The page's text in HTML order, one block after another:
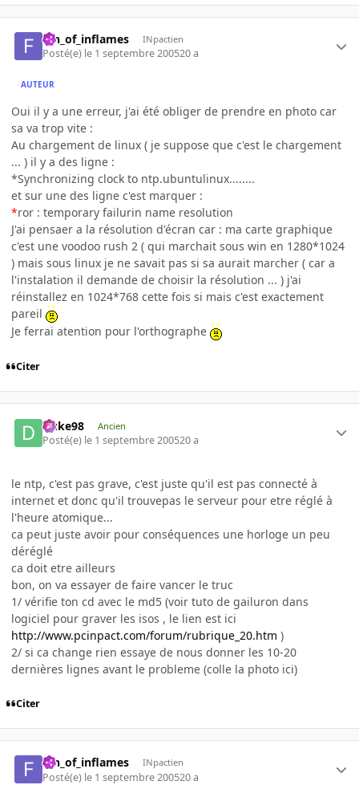
fan_of_inflames INpactien
Posté(e) le 1 septembre 200520 a
AUTEUR
Oui il y a une erreur, j'ai été obliger de prendre en photo car
sa va trop vite :
Au chargement de linux ( je suppose que c'est le chargement
... ) il y a des ligne :
*Synchronizing clock to ntp.ubuntulinux........
et sur une des ligne c'est marquer :
*ror : temporary failurin name resolution
J'ai pensaer a la résolution d'écran car : ma carte graphique
c'est une voodoo rush 2 ( qui marchait sous win en 1280*1024
) mais sous linux je ne savait pas si sa aurait marcher ( car a
l'instalation il demande de choisir la résolution ... ) j'ai
réinstallez en 1024*768 cette fois si mais c'est exactement
pareil
Je ferrai atention pour l'orthographe
Citer
Duke98 Ancien
Posté(e) le 1 septembre 200520 a
le ntp, c'est pas grave, c'est juste qu'il est pas connecté à
internet et donc qu'il trouvepas le serveur pour etre réglé à
l'heure atomique...
ca peut juste avoir pour conséquences une horloge un peu
déréglé
ca doit etre ailleurs
bon, on va essayer de faire vancer le truc
1/ vérifie ton cd avec le md5 (voir tuto de gailuron dans
logiciel pour graver les isos , le lien est ici
http://www.pcinpact.com/forum/rubrique_20.htm )
2/ si ca change rien essaye de nous donner les 10-20
dernières lignes avant le probleme (colle la photo ici)
Citer
fan_of_inflames INpactien
Posté(e) le 1 septembre 200520 a